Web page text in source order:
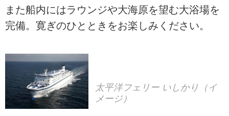
また船内にはラウンジや大海原を望む大浴場を
完備。寛ぎのひとときをお楽しみください。
太平洋フェリー いしかり（イ
メージ）